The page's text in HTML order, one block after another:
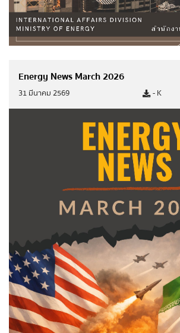
สถานการณ์พลังงาน
สถานการณ์ภาพรวมพลังงาน
ฐานะกองทุนน้ำมันเชื้อเพลิง
ประกาศกระทรวง
ประกาศจัดซื้อจัดจ้างกระทรวงพลังงาน
ข่าวจัดซื้อจัดจ้าง
แผนการจัดซื้อจัดจ้างหรือแผนการจัดห
Energy News March 2026
31 มีนาคม 2569 - K